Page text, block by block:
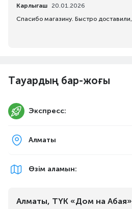
Карлыгаш 20.01.2026
Тауардың бар-жоғы
Экспресс:
Алматы
Өзім аламын:
Алматы, ТҮК «Дом на Абая»